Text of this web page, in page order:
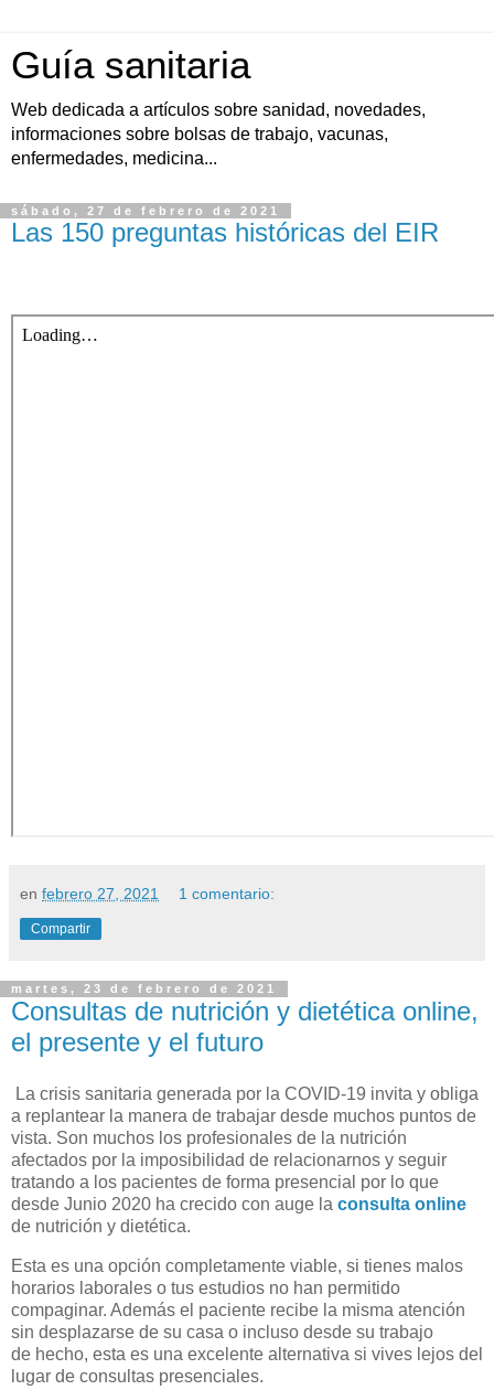
Guía sanitaria
Web dedicada a artículos sobre sanidad, novedades,
informaciones sobre bolsas de trabajo, vacunas,
enfermedades, medicina...
sábado, 27 de febrero de 2021
Las 150 preguntas históricas del EIR
en febrero 27, 2021 1 comentario:
Compartir
martes, 23 de febrero de 2021
Consultas de nutrición y dietética online,
el presente y el futuro
La crisis sanitaria generada por la COVID-19 invita y obliga
a replantear la manera de trabajar desde muchos puntos de
vista. Son muchos los profesionales de la nutrición
afectados por la imposibilidad de relacionarnos y seguir
tratando a los pacientes de forma presencial por lo que
desde Junio 2020 ha crecido con auge la consulta online
de nutrición y dietética.
Esta es una opción completamente viable, si tienes malos
horarios laborales o tus estudios no han permitido
compaginar. Además el paciente recibe la misma atención
sin desplazarse de su casa o incluso desde su trabajo
de hecho, esta es una excelente alternativa si vives lejos del
lugar de consultas presenciales.